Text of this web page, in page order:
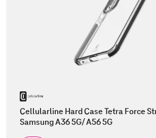
Cellularline Hard Case Tetra Force
Samsung A36 5G/ A56 5G